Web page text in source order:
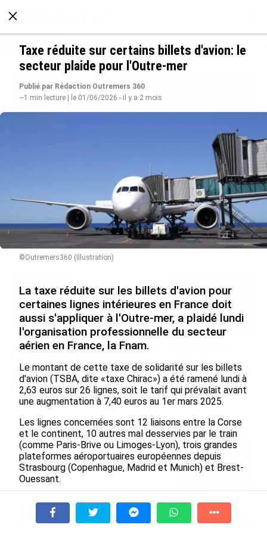
À LA UNE POLITIQUE ECONOMIE SOCIÉTÉ
Avec VEENI, le Guadeloupéen Yanis Foy entend
participer au développement touristique des
Outre-mer
le 06/08/2026
Après 5 ans à la SARA aux
la direction générale de la
Société Réunionnaise des
Produits Pétroliers
le 05/08/2026
En juin 2026, les prix à la
La Réunion et augmentent à
Mayotte (Insee)
le 04/08/2026
INTERVIEW. À Wallis-et-Futuna, un
tourisme authentique et durable en
plein essor...
le 04/08/2026
Prix à la consommation en juin 2026 :
progression en Guadeloupe, recul en
À la une Tv Radio A Propos
Taxe réduite sur certains billets d'avion: le
secteur plaide pour l'Outre-mer
Publié par Rédaction Outremers 360
~1 min lecture | le 01/06/2026 - il y a 2 mois
©Outremers360 (Illustration)
La taxe réduite sur les billets d'avion pour
certaines lignes intérieures en France doit
aussi s'appliquer à l'Outre-mer, a plaidé lundi
l'organisation professionnelle du secteur
aérien en France, la Fnam.
Le montant de cette taxe de solidarité sur les billets
d'avion (TSBA, dite «taxe Chirac») a été ramené lundi à
2,63 euros sur 26 lignes, soit le tarif qui prévalait avant
une augmentation à 7,40 euros au 1er mars 2025.
Les lignes concernées sont 12 liaisons entre la Corse
et le continent, 10 autres mal desservies par le train
(comme Paris-Brive ou Limoges-Lyon), trois grandes
plateformes aéroportuaires européennes depuis
Strasbourg (Copenhague, Madrid et Munich) et Brest-
Ouessant.
Lire aussi : Assemblée nationale : Les députés
exonèrent les Ultramarins de taxe sur le transport
aérien